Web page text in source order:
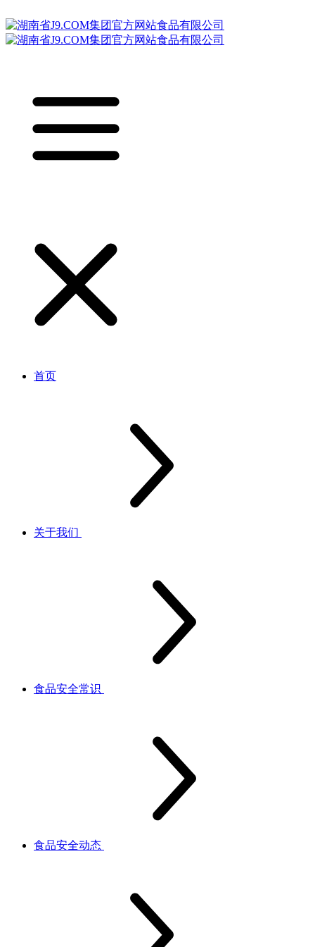
首页
关于我们
食品安全常识
食品安全动态